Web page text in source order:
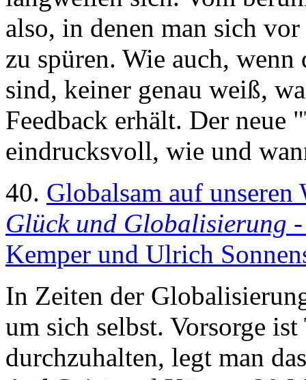
also, in denen man sich
zu spüren. Wie auch,
sind, keiner genau weiß,
Feedback erhält. Der
eindrucksvoll, wie und
40. Globalsam auf unseren
Glück und Globalisierung
Kemper und Ulrich
In Zeiten der
um sich selbst. Vorsorge
durchzuhalten, legt man